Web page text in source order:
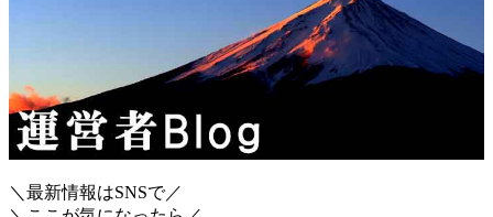
＼最新情報はSNSで／